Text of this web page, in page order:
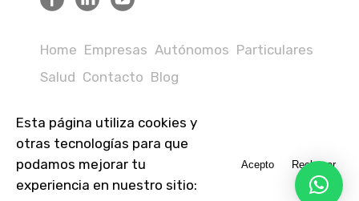
Home Empresas Autónomos Particulares
Salud Contacto Blog
Avisos legales Política de privacidad
Política de cookies
Informar denuncia
Privacidad App Caralt i Conesa
Esta página utiliza cookies y
otras tecnologías para que
podamos mejorar tu
experiencia en nuestro sitio:
Acepto Rechazar